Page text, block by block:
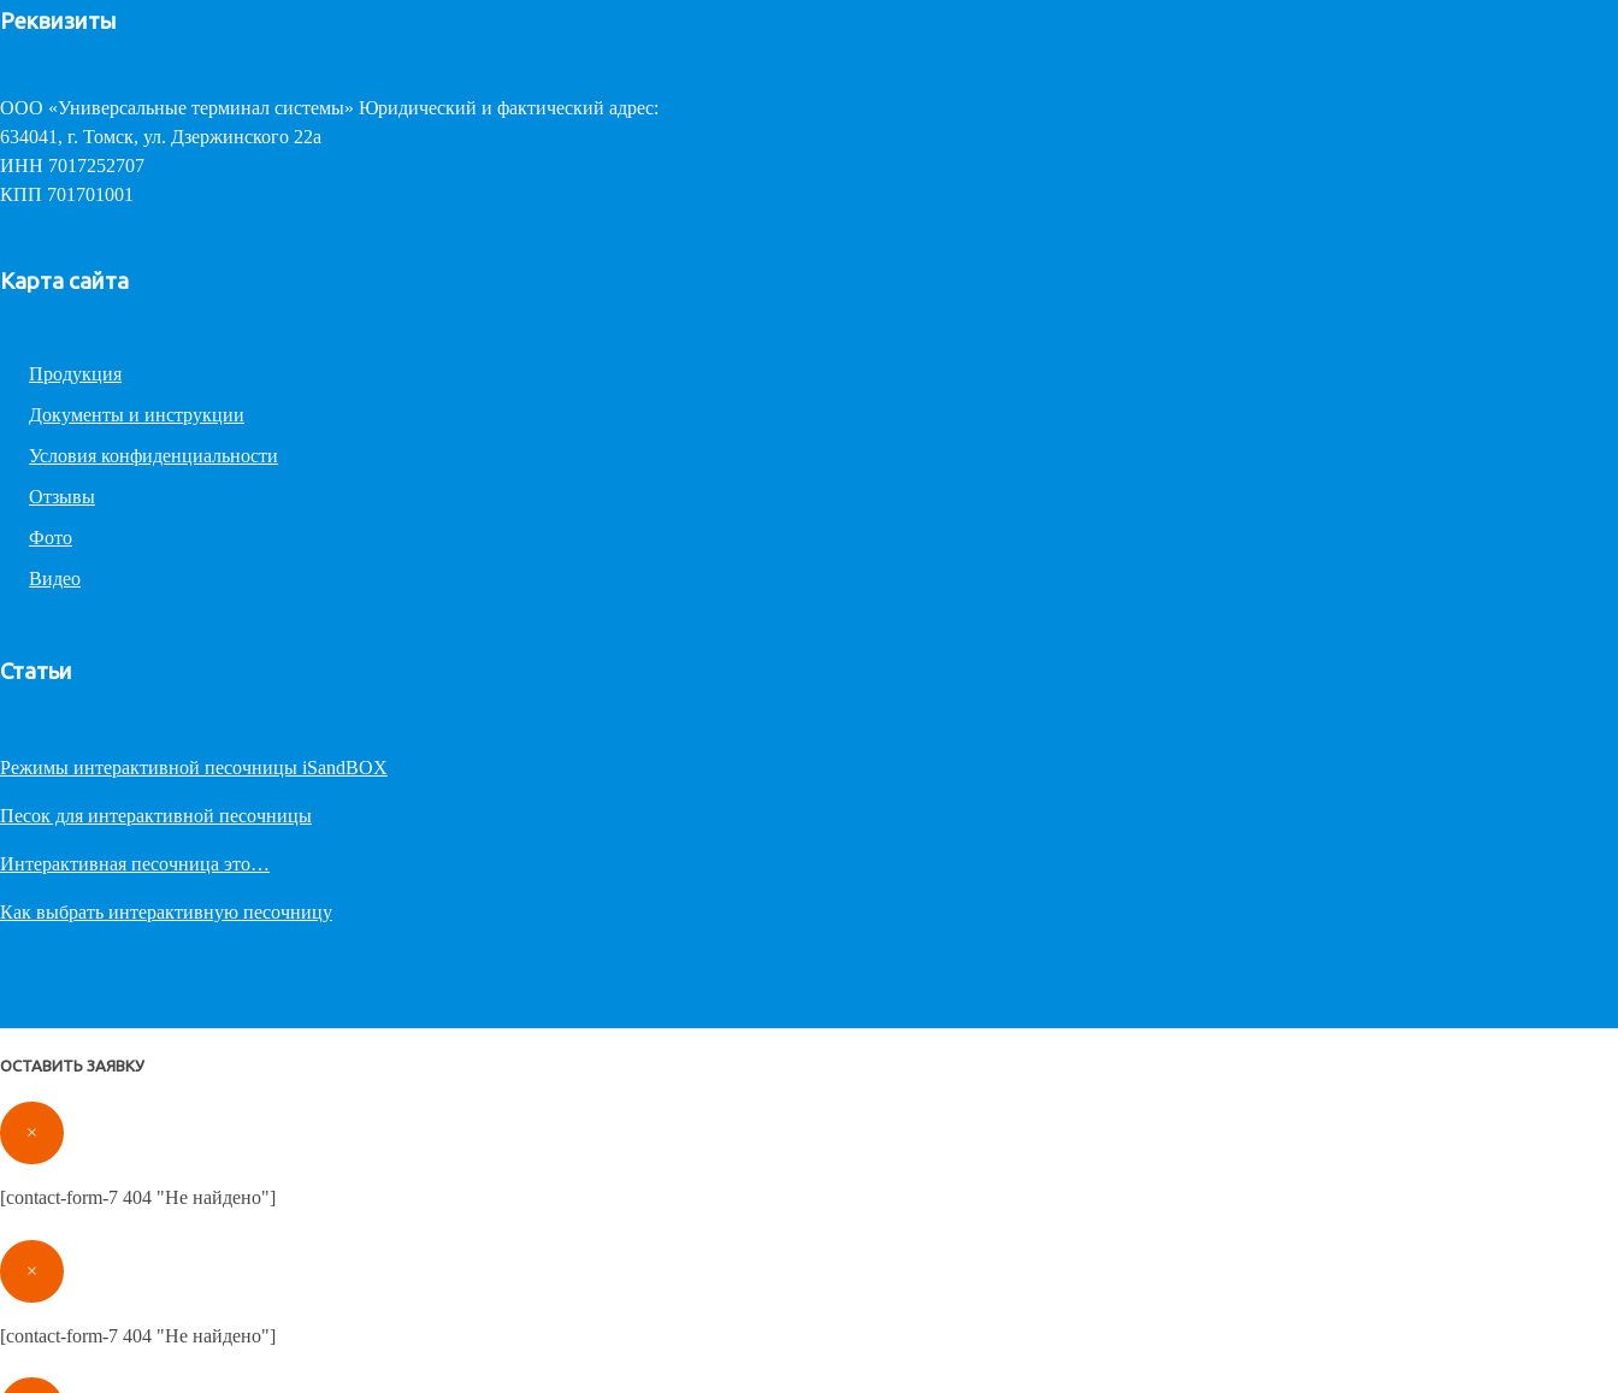
Реквизиты
ООО «Универсальные терминал системы» Юридический и фактический адрес:
634041, г. Томск, ул. Дзержинского 22а
ИНН 7017252707
КПП 701701001
Карта сайта
Продукция
Документы и инструкции
Условия конфиденциальности
Отзывы
Фото
Видео
Статьи
Режимы интерактивной песочницы iSandBOX
Песок для интерактивной песочницы
Интерактивная песочница это…
Как выбрать интерактивную песочницу
ОСТАВИТЬ ЗАЯВКУ
×
[contact-form-7 404 "Не найдено"]
×
[contact-form-7 404 "Не найдено"]